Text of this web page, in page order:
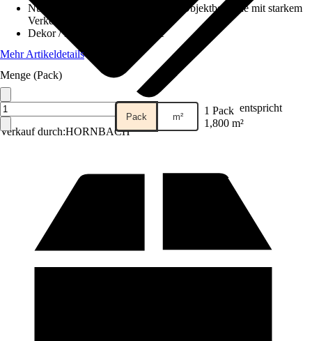
Verkauf durch:HORNBACH
Nutzungsklasse
33 - Gewerbliche/Objektbereiche mit starkem
Verkehr
Dekor / Muster
Landhausdiele
Mehr Artikeldetails
Menge (Pack)
Pack m² 1 Pack entspricht
1,800 m²